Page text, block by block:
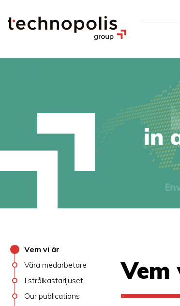
Vem vi är
Våra medarbetare
I strålkastarljuset
Our publications
Vem